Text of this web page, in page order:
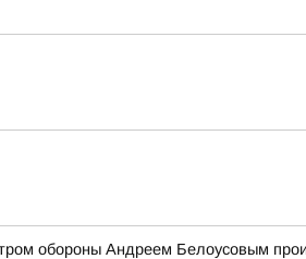
обороны Андреем Белоусовым